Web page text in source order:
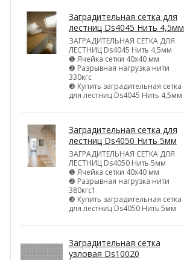
Заградительная сетка для
лестниц Ds4045 Нить 4,5мм
ЗАГРАДИТЕЛЬНАЯ СЕТКА ДЛЯ
ЛЕСТНИЦ Ds4045 Нить 4,5мм
❶ Ячейка сетки 40х40 мм
❷ Разрывная нагрузка нити
330кгс
❸ Купить заградительная сетка
для лестниц Ds4045 Нить 4,5мм
Заградительная сетка для
лестниц Ds4050 Нить 5мм
ЗАГРАДИТЕЛЬНАЯ СЕТКА ДЛЯ
ЛЕСТНИЦ Ds4050 Нить 5мм
❶ Ячейка сетки 40х40 мм
❷ Разрывная нагрузка нити
380кгс1
❸ Купить заградительная сетка
для лестниц Ds4050 Нить 5мм
Заградительная сетка
узловая Ds10020